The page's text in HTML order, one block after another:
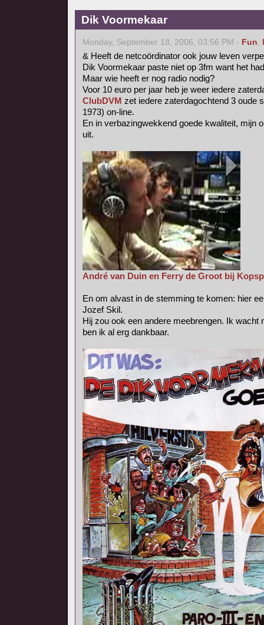
Dik Voormekaar
Monday, September 18, 2006, 03:56 PM - Fun,
& Heeft de netcoördinator ook jouw leven
Dik Voormekaar paste niet op 3fm want het
Maar wie heeft er nog radio nodig?
Voor 10 euro per jaar heb je weer iedere
ClubDVM zet iedere zaterdagochtend 3 oude
1973) on-line.
En in verbazingwekkend goede kwaliteit, mijn
uit.
André van Duin en Ferry de Groot bij
En om alvast in de stemming te komen: hier
Jozef Skil.
Hij zou ook een andere meebrengen. Ik wacht
ben ik al erg dankbaar.